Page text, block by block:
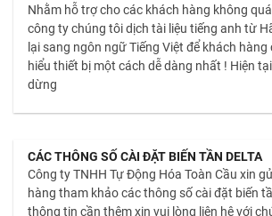
Nhằm hỗ trợ cho các khách hàng không
công ty chúng tôi dịch tài liệu tiếng anh từ
lại sang ngôn ngữ Tiếng Việt để khách
hiểu thiết bị một cách dễ dàng nhất ! Hiện
dừng
CÁC THÔNG SỐ CÀI ĐẶT BIẾN TẦN DELTA
Công ty TNHH Tự Động Hóa Toàn Cầu xin
hàng tham khảo các thông số cài đặt biến
thông tin cần thêm xin vui lòng liên hệ với